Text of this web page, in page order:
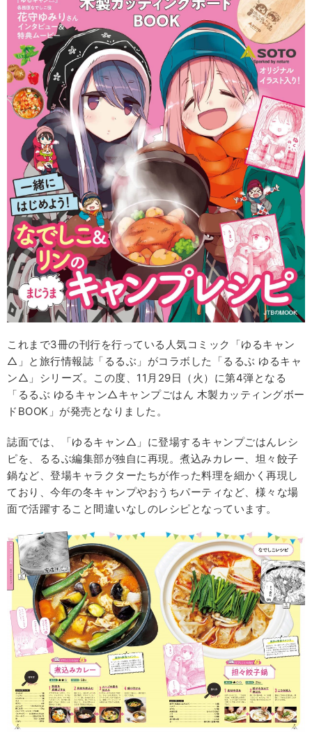
これまで3冊の刊行を行っている人気コミック「ゆるキャン
△」と旅行情報誌「るるぶ」がコラボした「るるぶ ゆるキャ
ン△」シリーズ。この度、11月29日（火）に第4弾となる
「るるぶ ゆるキャン△キャンプごはん 木製カッティングボー
ドBOOK」が発売となりました。
誌面では、「ゆるキャン△」に登場するキャンプごはんレシ
ピを、るるぶ編集部が独自に再現。煮込みカレー、坦々餃子
鍋など、登場キャラクターたちが作った料理を細かく再現し
ており、今年の冬キャンプやおうちパーティなど、様々な場
面で活躍すること間違いなしのレシピとなっています。